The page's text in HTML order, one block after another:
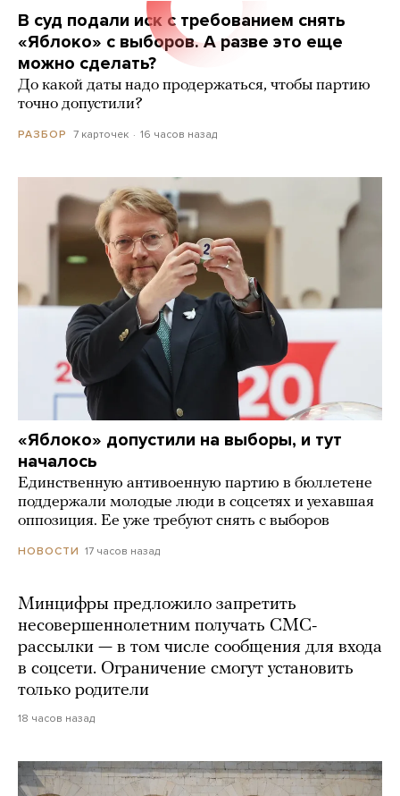
В суд подали иск с требованием снять
«Яблоко» с выборов. А разве это еще
можно сделать?
До какой даты надо продержаться, чтобы партию
точно допустили?
РАЗБОР 7 карточек 16 часов назад
«Яблоко» допустили на выборы, и тут
началось
Единственную антивоенную партию в бюллетене
поддержали молодые люди в соцсетях и уехавшая
оппозиция. Ее уже требуют снять с выборов
НОВОСТИ 17 часов назад
Минцифры предложило запретить
несовершеннолетним получать СМС-
рассылки — в том числе сообщения для входа
в соцсети. Ограничение смогут установить
только родители
18 часов назад